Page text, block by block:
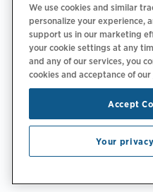
Copyright © 2026
We use cookies and similar
personalize your experience,
support us in our marketing
your cookie settings at any
and any of our services, you
cookies and acceptance of our
Accept
Your